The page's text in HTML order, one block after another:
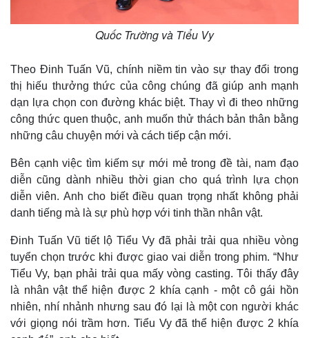
Tỷ giá
Giá cà phê
Quốc Trường và Tiểu Vy
Theo Đinh Tuấn Vũ, chính niềm tin vào sự thay đổi trong
thị hiếu thưởng thức của công chúng đã giúp anh mạnh
dạn lựa chọn con đường khác biệt. Thay vì đi theo những
công thức quen thuộc, anh muốn thử thách bản thân bằng
những câu chuyện mới và cách tiếp cận mới.
Bên cạnh việc tìm kiếm sự mới mẻ trong đề tài, nam đạo
diễn cũng dành nhiều thời gian cho quá trình lựa chọn
diễn viên. Anh cho biết điều quan trọng nhất không phải
danh tiếng mà là sự phù hợp với tinh thần nhân vật.
Đinh Tuấn Vũ tiết lộ Tiểu Vy đã phải trải qua nhiều vòng
tuyển chọn trước khi được giao vai diễn trong phim. “Như
Tiểu Vy, bạn phải trải qua mấy vòng casting. Tôi thấy đây
là nhân vật thể hiện được 2 khía cạnh - một cô gái hồn
nhiên, nhí nhảnh nhưng sau đó lại là một con người khác
với giọng nói trầm hơn. Tiểu Vy đã thể hiện được 2 khía